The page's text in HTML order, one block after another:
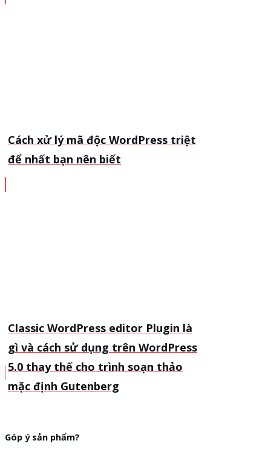
Cách xử lý mã độc WordPress triệt
để nhất bạn nên biết
Classic WordPress editor Plugin là
gì và cách sử dụng trên WordPress
5.0 thay thế cho trình soạn thảo
mặc định Gutenberg
Góp ý sản phẩm?